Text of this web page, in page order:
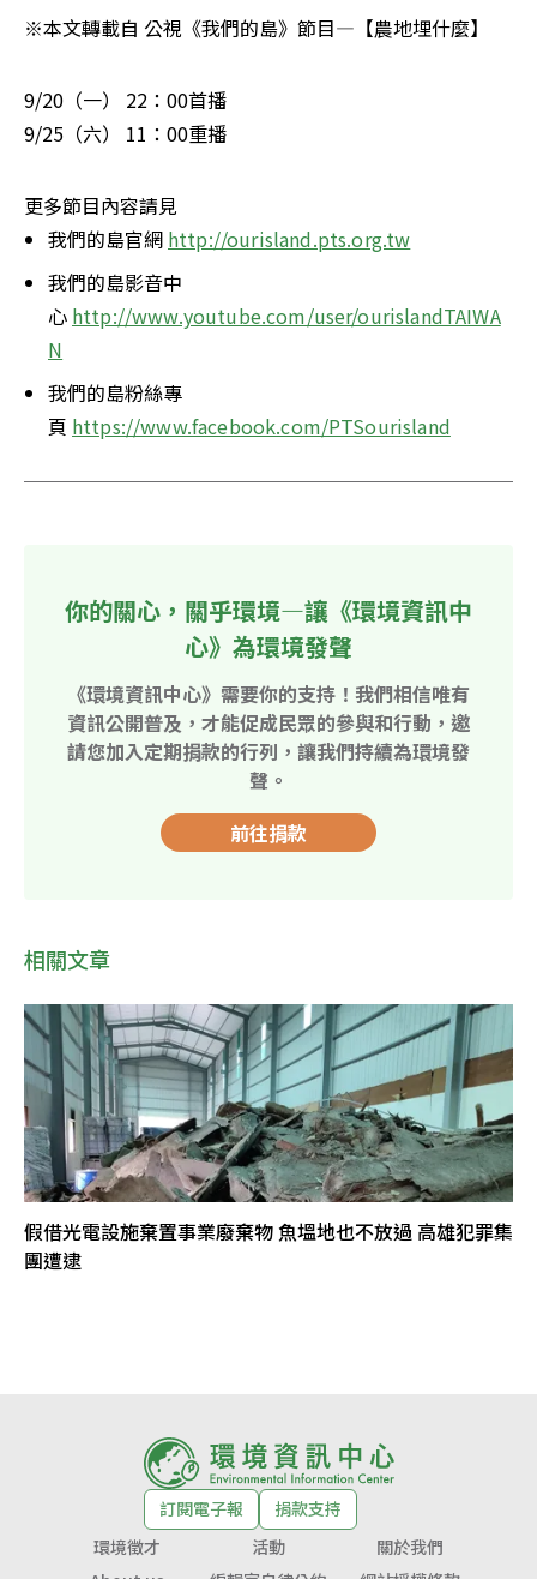
※本文轉載自 公視《我們的島》節目—【農地埋什麼】
9/20（一） 22：00首播
9/25（六） 11：00重播
更多節目內容請見
我們的島官網 http://ourisland.pts.org.tw
我們的島影音中
心 http://www.youtube.com/user/ourislandTAIWA
N
我們的島粉絲專
頁 https://www.facebook.com/PTSourisland
你的關心，關乎環境—讓《環境資訊中
心》為環境發聲
《環境資訊中心》需要你的支持！我們相信唯有
資訊公開普及，才能促成民眾的參與和行動，邀
請您加入定期捐款的行列，讓我們持續為環境發
聲。
前往捐款
相關文章
假借光電設施棄置事業廢棄物 魚塭地也不放過 高雄犯罪集
團遭逮
訂閱電子報
捐款支持
環境徵才
活動
關於我們